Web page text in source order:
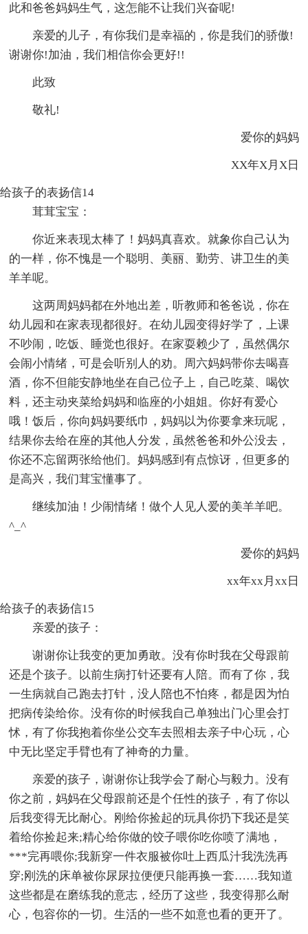
此和爸爸妈妈生气，这怎能不让我们兴奋呢!
亲爱的儿子，有你我们是幸福的，你是我们的骄傲!
谢谢你!加油，我们相信你会更好!!
此致
敬礼!
爱你的妈妈
XX年X月X日
给孩子的表扬信14
茸茸宝宝：
你近来表现太棒了！妈妈真喜欢。就象你自己认为
的一样，你不愧是一个聪明、美丽、勤劳、讲卫生的美
羊羊呢。
这两周妈妈都在外地出差，听教师和爸爸说，你在
幼儿园和在家表现都很好。在幼儿园变得好学了，上课
不吵闹，吃饭、睡觉也很好。在家耍赖少了，虽然偶尔
会闹小情绪，可是会听别人的劝。周六妈妈带你去喝喜
酒，你不但能安静地坐在自己位子上，自己吃菜、喝饮
料，还主动夹菜给妈妈和临座的小姐姐。你好有爱心
哦！饭后，你向妈妈要纸巾，妈妈以为你要拿来玩呢，
结果你去给在座的其他人分发，虽然爸爸和外公没去，
你还不忘留两张给他们。妈妈感到有点惊讶，但更多的
是高兴，我们茸宝懂事了。
继续加油！少闹情绪！做个人见人爱的美羊羊吧。
^_^
爱你的妈妈
xx年xx月xx日
给孩子的表扬信15
亲爱的孩子：
谢谢你让我变的更加勇敢。没有你时我在父母跟前
还是个孩子。以前生病打针还要有人陪。而有了你，我
一生病就自己跑去打针，没人陪也不怕疼，都是因为怕
把病传染给你。没有你的时候我自己单独出门心里会打
怵，有了你我抱着你坐公交车去照相去亲子中心玩，心
中无比坚定手臂也有了神奇的力量。
亲爱的孩子，谢谢你让我学会了耐心与毅力。没有
你之前，妈妈在父母跟前还是个任性的孩子，有了你以
后我变得无比耐心。刚给你捡起的玩具你扔下我还是笑
着给你捡起来;精心给你做的饺子喂你吃你喷了满地，
***完再喂你;我新穿一件衣服被你吐上西瓜汁我洗洗再
穿;刚洗的床单被你尿尿拉便便只能再换一套……我知道
这些都是在磨练我的意志，经历了这些，我变得那么耐
心，包容你的一切。生活的一些不如意也看的更开了。